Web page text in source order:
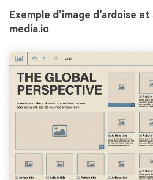
Exemple d’image d’ardoise
media.io